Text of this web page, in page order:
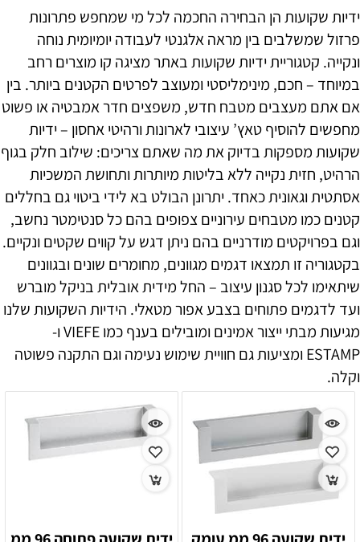
ידיות שקועות הן הבחירה החכמה לכל מי שמחפש פתרונות
פרזול שמשלבים בין מראה אלגנטי לעבודה יומיומית נוחה
ונקייה. קטגוריית ידיות שקועות באתר מציגה קו מוצרים רחב
במיוחד – חכם, מינימליסטי ומעוצב לפרטים הקטנים ביותר. בין
אם אתם מעצבים מטבח חדש, משפצים חדר אמבטיה או פשוט
מחפשים להוסיף טאץ’ עיצובי לארונות ורהיטי אחסון – ידיות
שקועות מספקות בדיוק את מה שאתם צריכים: שילוב חלק בגוף
הרהיט, חזית נקייה ללא בליטות מיותרות ותחושת המשכיות
אסתטית וגאונית כאחד. יתרונן הבולט בא לידי ביטוי גם בחללים
קטנים כמו מטבחים עירוניים צפופים בהם כל סנטימטר נחשב,
וגם בפרויקטים מודרניים בהם ניתן דגש על קווים שקטים ונקיים.
בקטגוריה זו תמצאו דגמים מגוונים, מחומרים שונים ובגוונים
שיתאימו לכל סגנון עיצוב – החל מידית אובלית בניקל מוברש
ועד לדגמים פתוחים בצבע אפור מטאלי. הידיות השקועות שלנו
מגיעות מבתי ייצור אמינים ומובילים בענף כמו VIEFE ו-
ESTAMP ומציעות גם חוויית שימוש נעימה וגם התקנה פשוטה
וקלה.